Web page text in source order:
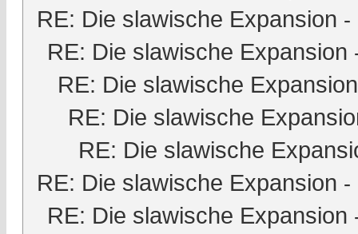
RE: Die slawische Expansion -
RE: Die slawische Expansion
RE: Die slawische Expansion
RE: Die slawische
RE: Die slawische
RE: Die slawische Expansion -
RE: Die slawische Expansion